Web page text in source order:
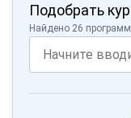
Подобрать
Найдено 26 программ